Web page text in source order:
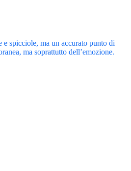
e spicciole, ma un accurato punto di
ma soprattutto dell’emozione.